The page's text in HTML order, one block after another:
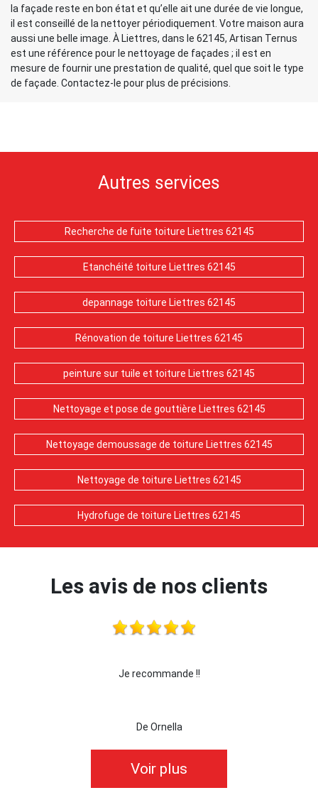
la façade reste en bon état et qu’elle ait une durée de vie longue,
il est conseillé de la nettoyer périodiquement. Votre maison aura
aussi une belle image. À Liettres, dans le 62145, Artisan Ternus
est une référence pour le nettoyage de façades ; il est en
mesure de fournir une prestation de qualité, quel que soit le type
de façade. Contactez-le pour plus de précisions.
Autres services
Recherche de fuite toiture Liettres 62145
Etanchéité toiture Liettres 62145
depannage toiture Liettres 62145
Rénovation de toiture Liettres 62145
peinture sur tuile et toiture Liettres 62145
Nettoyage et pose de gouttière Liettres 62145
Nettoyage demoussage de toiture Liettres 62145
Nettoyage de toiture Liettres 62145
Hydrofuge de toiture Liettres 62145
Les avis de nos clients
Je recommande !!
De Ornella
Voir plus